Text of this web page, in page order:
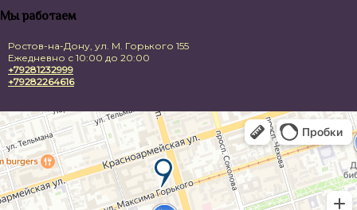
Мы работаем
Ростов-на-Дону, ул. М. Горького 155
Ежедневно с 10:00 до 20:00
+79281232999
+79282264616